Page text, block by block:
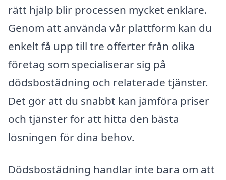
rätt hjälp blir processen mycket enklare.
Genom att använda vår plattform kan du
enkelt få upp till tre offerter från olika
företag som specialiserar sig på
dödsbostädning och relaterade tjänster.
Det gör att du snabbt kan jämföra priser
och tjänster för att hitta den bästa
lösningen för dina behov.
Dödsbostädning handlar inte bara om att